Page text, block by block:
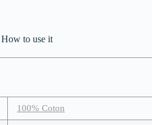
How to use it
100% Coton